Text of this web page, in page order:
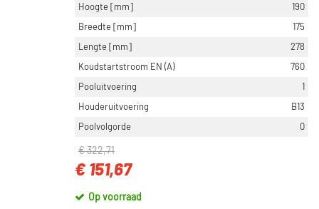
Hoogte [mm]
190
Breedte [mm]
175
Lengte [mm]
278
Koudstartstroom EN (A)
760
Pooluitvoering
1
Houderuitvoering
B13
Poolvolgorde
0
€ 322,71
€ 151,67
Op voorraad